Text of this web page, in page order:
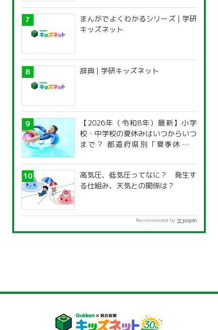
まんがでよくわかるシリーズ | 学研
キッズネット
辞典 | 学研キッズネット
【2026年（令和8年）最新】小学
校・中学校の夏休みはいつからいつ
まで？ 都道府県別「夏季休暇一
高気圧、低気圧ってなに？ 発生す
る仕組み、天気との関係は？
Recommended by